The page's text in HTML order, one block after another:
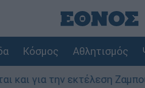
Κόσμος Αθλητισμός
εκτέλεση Ζαμπούνη